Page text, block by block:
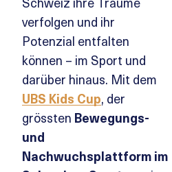
verfolgen und ihr
Potenzial entfalten
können – im Sport und
darüber hinaus. Mit dem
UBS Kids Cup, der
grössten Bewegungs-
und
Nachwuchsplattform im